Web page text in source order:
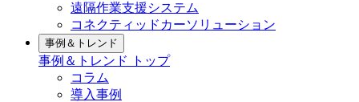
遠隔作業支援システム
コネクティッドカーソリューション
事例＆トレンド
事例＆トレンド トップ
コラム
導入事例